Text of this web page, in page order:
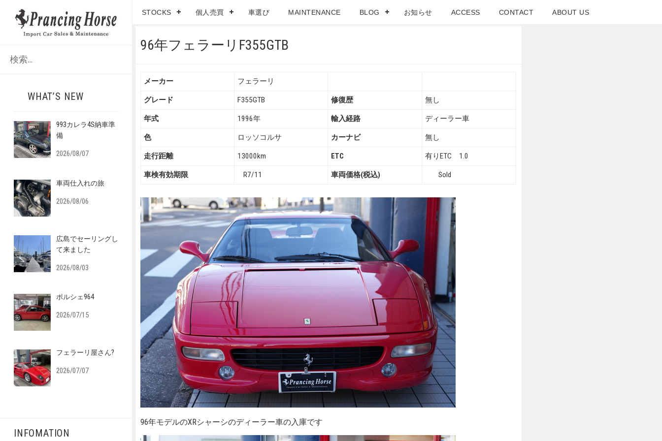
WHAT’S NEW
993カレラ4S納車準
備
2026/08/07
車両仕入れの旅
2026/08/06
広島でセーリングし
て来ました
2026/08/03
ポルシェ964
2026/07/15
フェラーリ屋さん?
2026/07/07
INFOMATION
STOCKS 個人売買 車選び MAINTENANCE BLOG お知らせ ACCESS CONTACT ABOUT US
96年フェラーリF355GTB
メーカー フェラーリ
グレード F355GTB 修復歴 無し
年式 1996年 輸入経路 ディーラー車
色 ロッソコルサ カーナビ 無し
走行距離 13000km ETC 有りETC 1.0
車検有効期限 R7/11 車両価格(税込) Sold
96年モデルのXRシャーシのディーラー車の入庫です